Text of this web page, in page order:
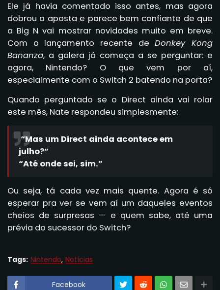
Ele já havia comentado isso antes, mas agora
dobrou a aposta e parece bem confiante de que
a Big N vai mostrar novidades muito em breve.
Com o lançamento recente deDonkey Kong
Bananza, a galera já começa a se perguntar: e
agora, Nintendo? O que vem por aí,
especialmente com o Switch 2 batendo na porta?
Quando perguntado se o Direct ainda vai rolar
este mês, Nate respondeu simplesmente:
“Mas um Direct ainda acontece em
julho?”
“Até onde sei, sim.”
Ou seja, tá cada vez mais quente. Agora é só
esperar pra ver se vem aí um daqueles eventos
cheios de surpresas — e quem sabe, até uma
prévia do sucessor do Switch?
Tags: Nintendo Notícias
Facebook